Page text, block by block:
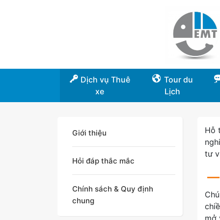
Dịch vụ Thuê
xe
Tour du
Lịch
Giới thiệu
Hỏi đáp thắc mắc
Chính sách & Quy định
chung
Hỗ
tư
mở